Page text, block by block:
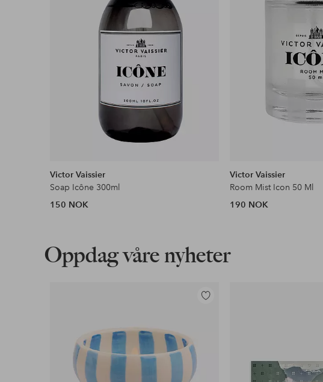
Victor Vaissier
Soap Icône 300ml
150 NOK
Victor Vaissier
Room Mist Icon 50 Ml
190 NOK
Oppdag våre nyheter
Legg